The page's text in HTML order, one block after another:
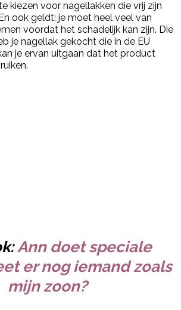
kiezen voor nagellakken die vrij zijn
ook geldt: je moet heel veel van
voordat het schadelijk kan zijn. Die
je nagellak gekocht die in de EU
je ervan uitgaan dat het product
Ann doet speciale
er nog iemand zoals
mijn zoon?